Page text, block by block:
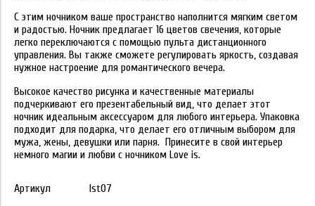
С этим ночником ваше пространство наполнится мягким светом
и радостью. Ночник предлагает 16 цветов свечения, которые
легко переключаются с помощью пульта дистанционного
управления. Вы также сможете регулировать яркость, создавая
нужное настроение для романтического вечера.
Высокое качество рисунка и качественные материалы
подчеркивают его презентабельный вид, что делает этот
ночник идеальным аксессуаром для любого интерьера. Упаковка
подходит для подарка, что делает его отличным выбором для
мужа, жены, девушки или парня. Принесите в свой интерьер
немного магии и любви с ночником Love is.
Артикул lst07